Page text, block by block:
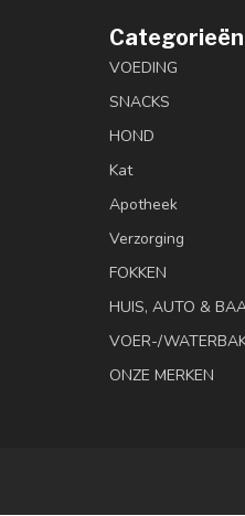
Categorieën
VOEDING
SNACKS
HOND
Kat
Apotheek
Verzorging
FOKKEN
HUIS, AUTO &
VOER-/
ONZE MERKEN